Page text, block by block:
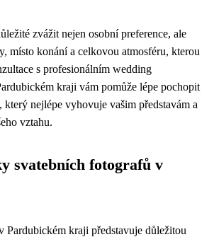
zvážit nejen osobní preference, ale
místo konání a celkovou atmosféru, kterou
s profesionálním wedding
kraji vám pomůže lépe pochopit
který nejlépe vyhovuje vašim představám a
vztahu.
svatebních fotografů v
Pardubickém kraji představuje důležitou